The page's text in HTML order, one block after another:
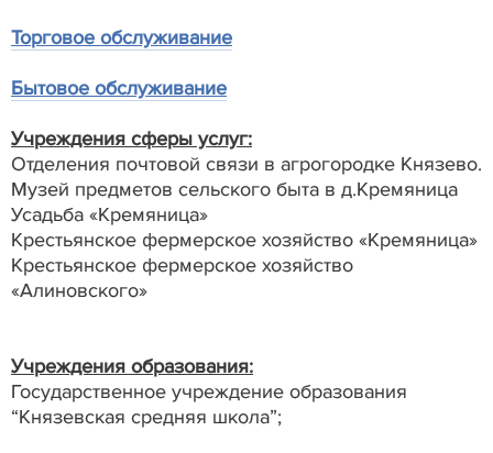
Торговое обслуживание
Бытовое обслуживание
Учреждения сферы услуг:
Отделения почтовой связи в агрогородке Князево.
Музей предметов сельского быта в д.Кремяница
Усадьба «Кремяница»
Крестьянское фермерское хозяйство «Кремяница»
Крестьянское фермерское хозяйство
«Алиновского»
Учреждения образования:
Государственное учреждение образования
“Князевская средняя школа”;